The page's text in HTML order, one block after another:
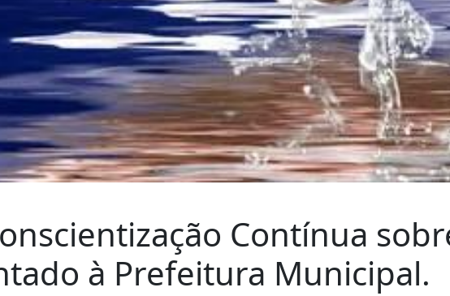
Contínua
à Prefeitura Municipal.